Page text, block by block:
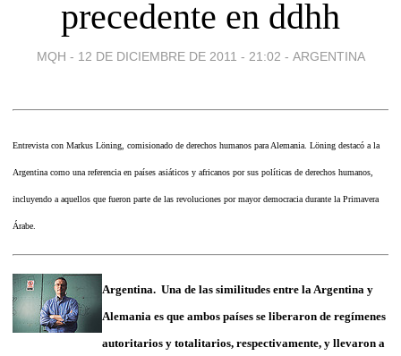
precedente en ddhh
MQH - 12 DE DICIEMBRE DE 2011 - 21:02 - ARGENTINA
Entrevista con Markus Löning, comisionado de derechos humanos para Alemania. Löning destacó a la
Argentina como una referencia en países asiáticos y africanos por sus políticas de derechos humanos,
incluyendo a aquellos que fueron parte de las revoluciones por mayor democracia durante la Primavera
Árabe.
Argentina. Una de las similitudes entre la Argentina y
Alemania es que ambos países se liberaron de regímenes
autoritarios y totalitarios, respectivamente, y llevaron a